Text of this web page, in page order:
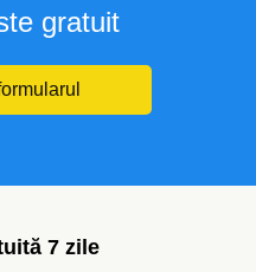
gratuit
7 zile